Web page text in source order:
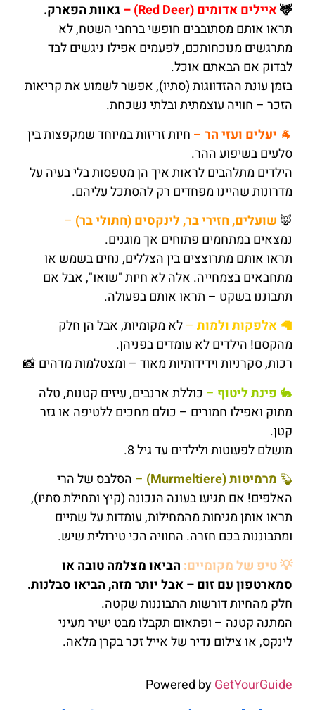
🦌איילים אדומים (Red Deer) –
גאוות הפארק.
תראו אותם מסתובבים חופשי ברחבי השטח, לא
מתרגשים מנוכחותכם, לפעמים אפילו ניגשים לבד
לבדוק אם הבאתם אוכל.
בזמן עונת ההזדווגות (סתיו), אפשר לשמוע את קריאות
הזכר – חוויה עוצמתית ובלתי נשכחת.
🐐 יעלים ועזי הר – חיות זריזות במיוחד שמקפצות בין
סלעים בשיפוע ההר.
הילדים מתלהבים לראות איך הן מטפסות בלי בעיה על
מדרונות שהיינו מפחדים רק להסתכל עליהם.
🦊 שועלים, חזירי בר, לינקסים (חתולי בר) –
נמצאים במתחמים פתוחים אך מוגנים.
תראו אותם מתרוצצים בין הצללים, נחים בשמש או
מתחבאים בצמחייה. אלה לא חיות "שואו", אבל אם
תתבוננו בשקט – תראו אותם בפעולה.
🦙אלפקות ולמות –לא מקומיות, אבל הן חלק
מהקסם! הילדים לא עומדים בפניהן.
רכות, סקרניות וידידותיות מאוד – ומצטלמות מדהים 📸
🐇 פינת ליטוף – כוללת ארנבים, עיזים קטנות, טלה
מתוק ואפילו חמורים – כולם מחכים ללטיפה או גזר
קטן.
מושלם לפעוטות ולילדים עד גיל 8.
🦫 מרמיטות (Murmeltiere) – הסלבס של הרי
האלפים! אם תגיעו בעונה הנכונה (קיץ ותחילת סתיו),
תראו אותן מגיחות מהמחילות, עומדות על שתיים
ומתבוננות בכם חזרה. החוויה הכי טירולית שיש.
💡 טיפ של מקומיים:הביאו מצלמה טובה או
סמארטפון עם זום – אבל יותר מזה, הביאו סבלנות.
חלק מהחיות דורשות התבוננות שקטה.
המתנה קטנה – ופתאום תקבלו מבט ישיר מעיני
לינקס, או צילום נדיר של אייל זכר בקרן מלאה.
Powered byGetYourGuide